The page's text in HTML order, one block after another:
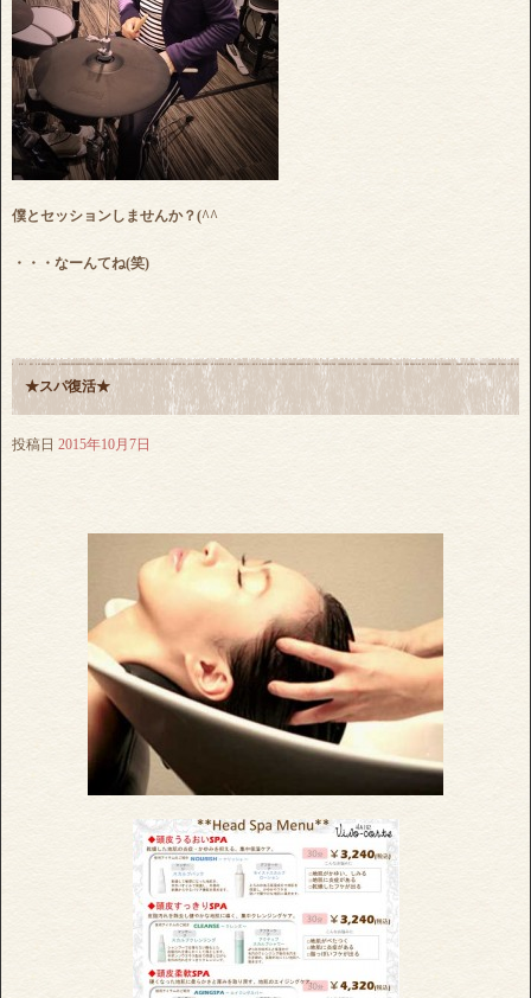
僕とセッションしませんか？(^^ゞ
・・・なーんてね(笑)
★スパ復活★
投稿日 2015年10月7日